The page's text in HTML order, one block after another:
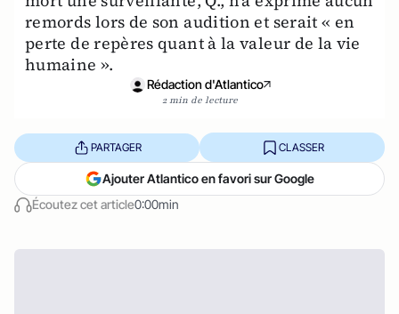
remords lors de son audition et serait « en
perte de repères quant à la valeur de la vie
humaine ».
Rédaction d'Atlantico
2 min de lecture
Écoutez cet article0:00min
PARTAGER CLASSER
Ajouter Atlantico en favori sur Google